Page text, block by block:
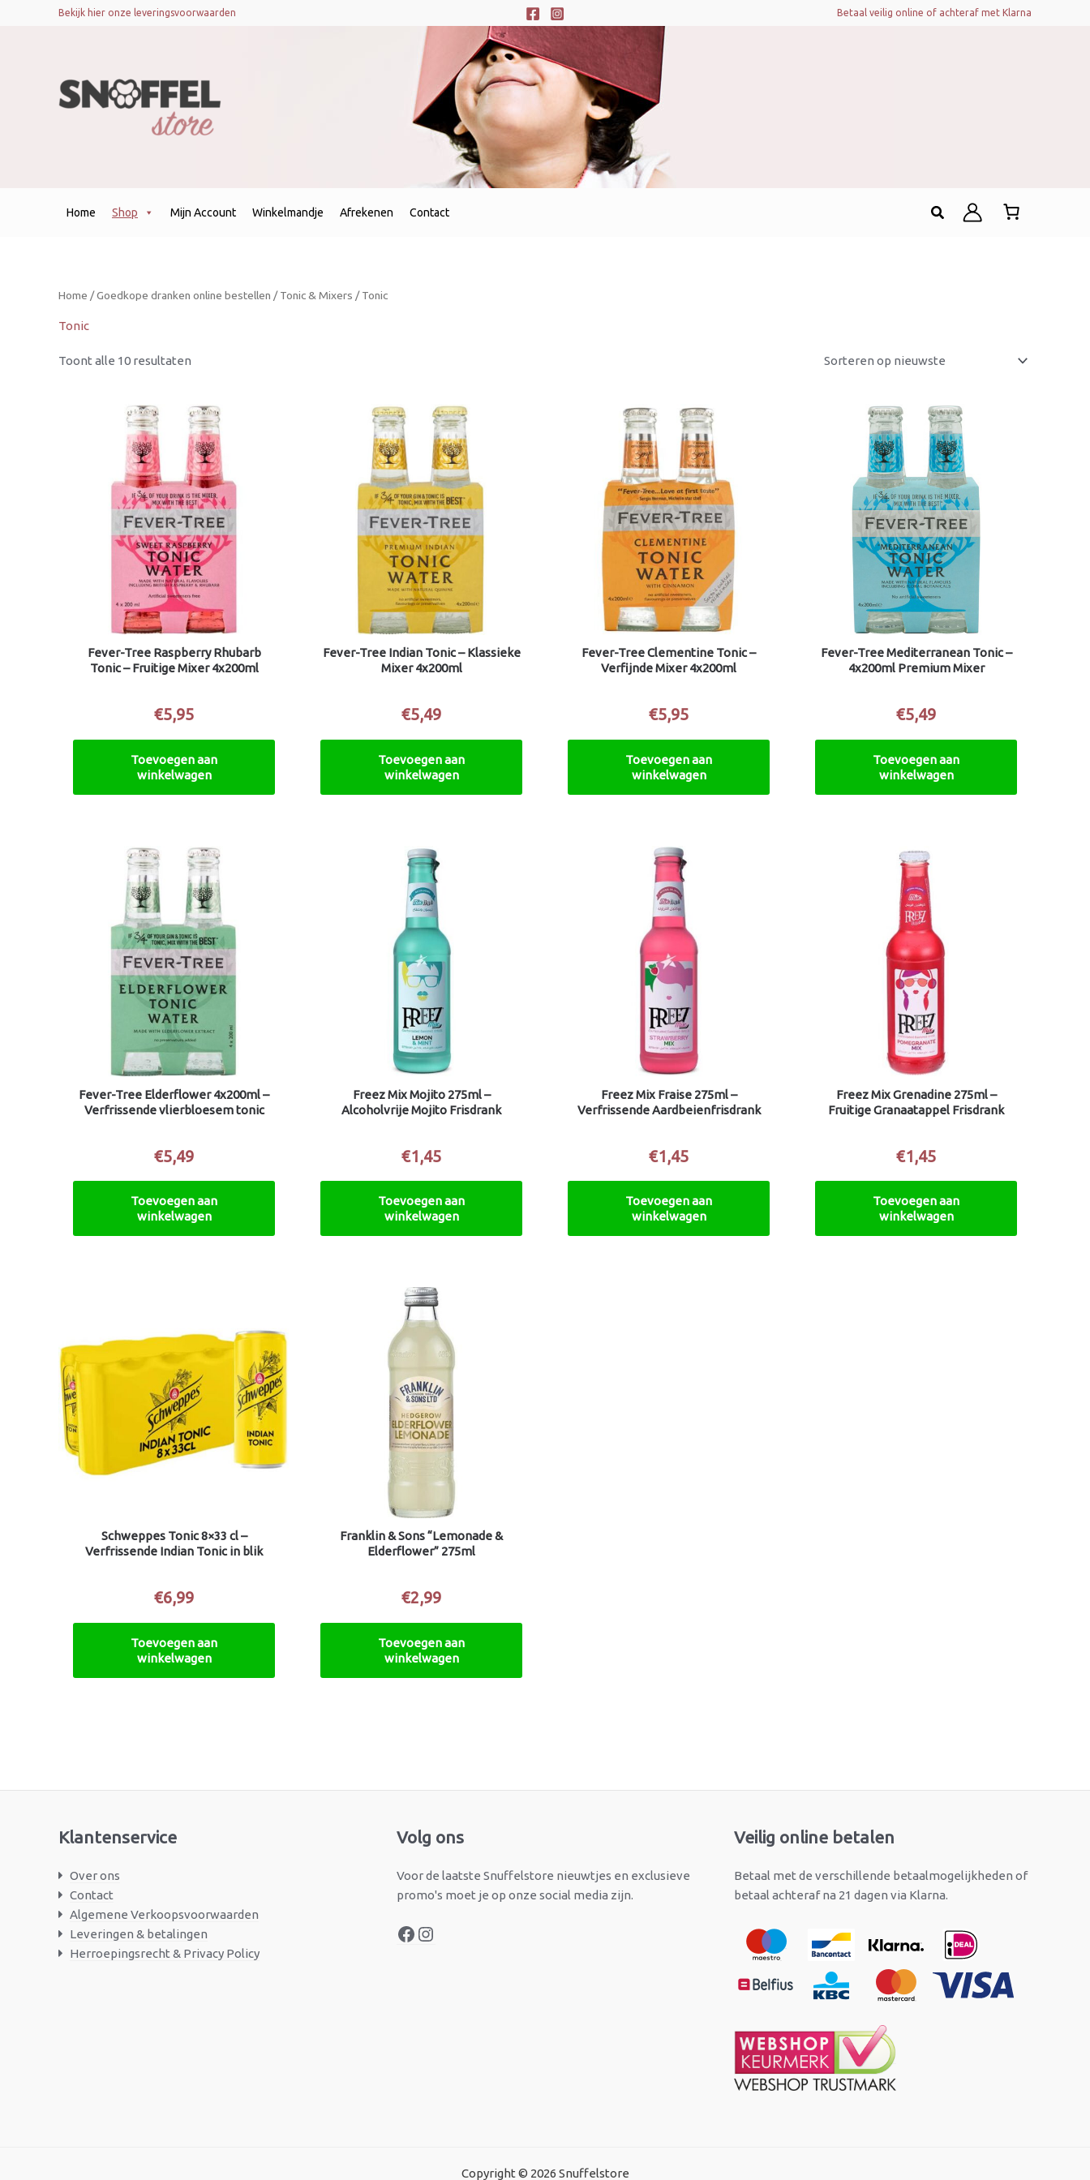
Bekijk hier onze leveringsvoorwaarden Betaal veilig online of achteraf met Klarna
Home Shop Mijn Account Winkelmandje Afrekenen Contact Zoeken
Home /Goedkope dranken online bestellen /Tonic & Mixers / Tonic
Tonic
Toont alle 10 resultaten
Gesorteerd
op
Fever-Tree Raspberry Rhubarb
Tonic – Fruitige Mixer 4x200ml
€5,95
Toevoegen aan
winkelwagen
Fever-Tree Indian Tonic – Klassieke
Mixer 4x200ml
€5,49
Toevoegen aan
winkelwagen
Fever-Tree Clementine Tonic –
Verfijnde Mixer 4x200ml
€5,95
Toevoegen aan
winkelwagen
Fever-Tree Mediterranean Tonic –
4x200ml Premium Mixer
€5,49
Toevoegen aan
winkelwagen
​Fever-Tree Elderflower 4x200ml –
Verfrissende vlierbloesem tonic
€5,49
Toevoegen aan
winkelwagen
Freez Mix Mojito 275ml –
Alcoholvrije Mojito Frisdrank
€1,45
Toevoegen aan
winkelwagen
Freez Mix Fraise 275ml –
Verfrissende Aardbeienfrisdrank
€1,45
Toevoegen aan
winkelwagen
Freez Mix Grenadine 275ml –
Fruitige Granaatappel Frisdrank
€1,45
Toevoegen aan
winkelwagen
Schweppes Tonic 8×33 cl –
Verfrissende Indian Tonic in blik
€6,99
Toevoegen aan
winkelwagen
Franklin & Sons “Lemonade &
Elderflower” 275ml
€2,99
Toevoegen aan
winkelwagen
Klantenservice
Over ons
Contact
Algemene Verkoopsvoorwaarden
Leveringen & betalingen
Herroepingsrecht & Privacy Policy
Volg ons
Voor de laatste Snuffelstore nieuwtjes en exclusieve
promo's moet je op onze social media zijn.
Facebook
Instagram Veilig online betalen
Betaal met de verschillende betaalmogelijkheden of
betaal achteraf na 21 dagen via Klarna.
Copyright © 2026 Snuffelstore